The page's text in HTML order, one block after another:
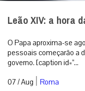
Leão XIV: a hora
O Papa aproxima-se
pessoais começarão a
governo. [caption id=”...
07 / Aug | Roma